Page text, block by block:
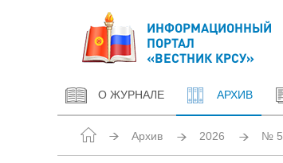
ИНФОРМАЦИОННЫЙ
ПОРТАЛ
«ВЕСТНИК КРСУ»
О ЖУРНАЛЕ АРХИВ
Архив 2026 № 5